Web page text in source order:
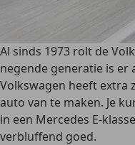
Al sinds 1973 rolt de
negende generatie is er
Volkswagen heeft extra
auto van te maken. Je
in een Mercedes E-
verbluffend goed.